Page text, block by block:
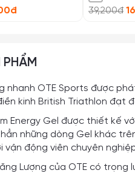
39,200đ
nhanh OTE Sports được
kinh British Triathlon đạt
Energy Gel được thiết kế
những dòng Gel khác
vận động viên chuyên
Lượng của OTE có